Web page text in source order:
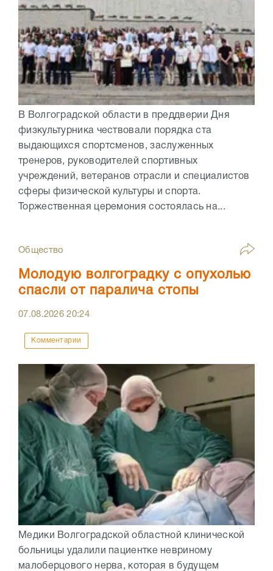
В Волгоградской области в преддверии Дня
физкультурника чествовали порядка ста
выдающихся спортсменов, заслуженных
тренеров, руководителей спортивных
учреждений, ветеранов отрасли и специалистов
сферы физической культуры и спорта.
Торжественная церемония состоялась на...
Общество
Молодую волгоградку с опухолью
спасли от паралича стопы
07.08.202620:24
Комментарии
Медики Волгоградской областной клинической
больницы удалили пациентке невриному
малоберцового нерва, которая в будущем